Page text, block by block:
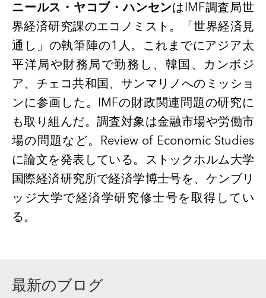
ニールス・ヤコブ・ハンセンはIMF調査局世
界経済研究課のエコノミスト。「世界経済見
通し」の執筆陣の1人。これまでにアジア太
平洋局や財務局で勤務し、韓国、カンボジ
ア、チェコ共和国、サンマリノへのミッショ
ンに参画した。IMFの財政関連問題の研究に
も取り組んだ。調査対象は金融市場や労働市
場の問題など。Review of Economic Studies
に論文を発表している。ストックホルム大学
国際経済研究所で経済学博士号を、ケンブリ
ッジ大学で経済学研究修士号を取得してい
る。
最新のブログ